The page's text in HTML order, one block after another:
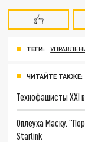
ТЕГИ:
ЧИТАЙТЕ ТАКЖЕ:
Технофашисты XXI
Оплеуха Маску.
Starlink